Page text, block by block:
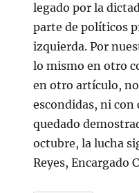
legado por la
parte de políticos
izquierda. Por
lo mismo en otro
en otro artículo,
escondidas, ni con
quedado
octubre, la lucha
Reyes, Encargado